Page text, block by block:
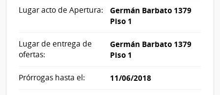
Lugar acto de Apertura:
Germán Barbato 1379
Piso 1
Lugar de entrega de
ofertas:
Germán Barbato 1379
Piso 1
Prórrogas hasta el: 11/06/2018